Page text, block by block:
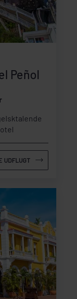
Peñol
UDFLUGT